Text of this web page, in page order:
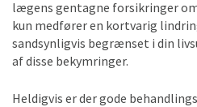
lægens gentagne forsikringer
kun medfører en kortvarig
sandsynligvis begrænset i din
af disse bekymringer.
Heldigvis er der gode